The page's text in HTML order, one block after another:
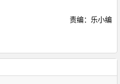
责编：乐小编